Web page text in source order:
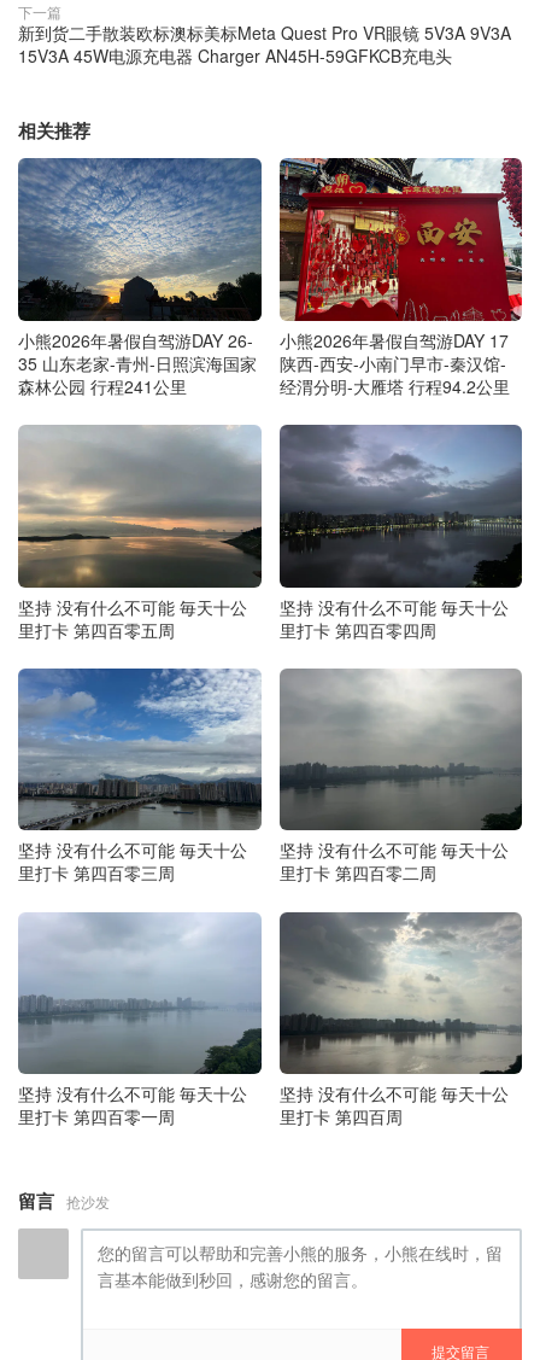
下一篇
新到货二手散装欧标澳标美标Meta Quest Pro VR眼镜 5V3A 9V3A
15V3A 45W电源充电器 Charger AN45H-59GFKCB充电头
相关推荐
小熊2026年暑假自驾游DAY 26-
35 山东老家-青州-日照滨海国家
森林公园 行程241公里
小熊2026年暑假自驾游DAY 17
陕西-西安-小南门早市-秦汉馆-
经渭分明-大雁塔 行程94.2公里
坚持 没有什么不可能 毎天十公
里打卡 第四百零五周
坚持 没有什么不可能 毎天十公
里打卡 第四百零四周
坚持 没有什么不可能 毎天十公
里打卡 第四百零三周
坚持 没有什么不可能 毎天十公
里打卡 第四百零二周
坚持 没有什么不可能 毎天十公
里打卡 第四百零一周
坚持 没有什么不可能 毎天十公
里打卡 第四百周
留言 抢沙发
提交留言